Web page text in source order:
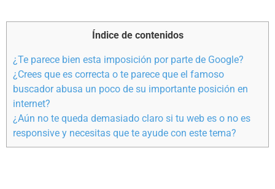
Índice de contenidos
¿Te parece bien esta imposición por parte de Google?
¿Crees que es correcta o te parece que el famoso
buscador abusa un poco de su importante posición en
internet?
¿Aún no te queda demasiado claro si tu web es o no es
responsive y necesitas que te ayude con este tema?